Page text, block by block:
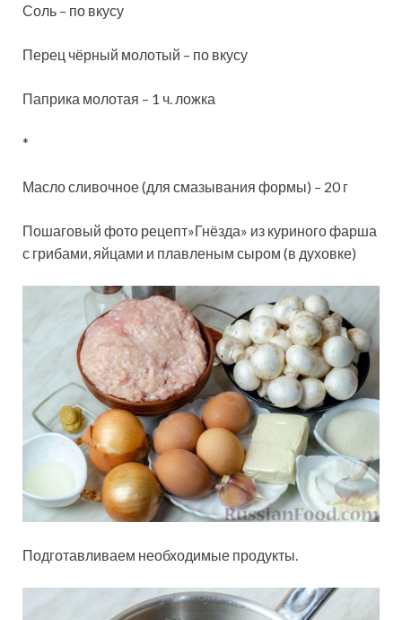
Соль – по вкусу
Перец чёрный молотый – по вкусу
Паприка молотая – 1 ч. ложка
*
Масло сливочное (для смазывания формы) – 20 г
Пошаговый фото рецепт»Гнёзда» из куриного фарша
с грибами, яйцами и плавленым сыром (в духовке)
Подготавливаем необходимые продукты.